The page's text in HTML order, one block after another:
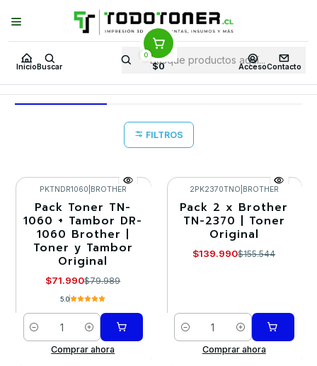
Inicio Buscar
0
$0 AccesoContacto
Puedes Elegir: Comprar enTienda· Despachoa Todo Chile · Retiro en
Tienda en24 Horas
Inicio Toner y tambor Pack de Toner
Pack de Toner
FILTROS
-10%
PKTNDR1060 BROTHER
Pack Toner TN-
1060 + Tambor DR-
1060 Brother |
Toner y Tambor
Original
$71.990$79.989
5.0
Cantidad
Comprar ahora
-10%
2PK2370TNO BROTHER
Pack 2 x Brother
TN-2370 | Toner
Original
$139.990$155.544
Cantidad
Comprar ahora